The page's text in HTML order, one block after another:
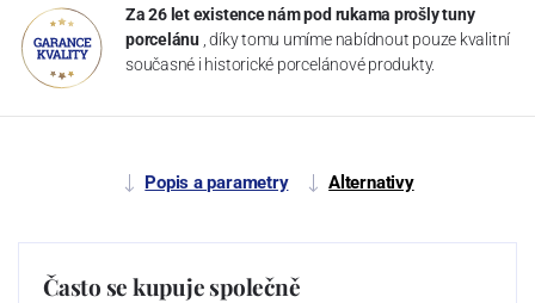
Za 26 let existence nám pod rukama prošly tuny
porcelánu , díky tomu umíme nabídnout pouze kvalitní
současné i historické porcelánové produkty.
Popis a parametry Alternativy
Často se kupuje společně